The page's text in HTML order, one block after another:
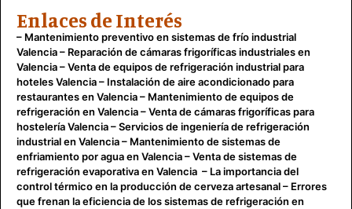
Enlaces de Interés
– Mantenimiento preventivo en sistemas de frío industrial
Valencia– Reparación de cámaras frigoríficas industriales en
Valencia–Venta de equipos de refrigeración industrial para
hoteles Valencia– Instalación de aire acondicionado para
restaurantes en Valencia– Mantenimiento de equipos de
refrigeración en Valencia–Venta de cámaras frigoríficas para
hostelería Valencia–Servicios de ingeniería de refrigeración
industrial en Valencia– Mantenimiento de sistemas de
enfriamiento por agua en Valencia–Venta de sistemas de
refrigeración evaporativa en Valencia – La importancia del
control térmico en la producción de cerveza artesanal– Errores
que frenan la eficiencia de los sistemas de refrigeración en